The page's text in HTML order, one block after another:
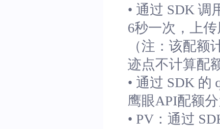
• 通过 SDK 调
6秒一次，上
（注：该配
迹点不计算配
• 通过 SDK 的
鹰眼API配额
• PV： 通过